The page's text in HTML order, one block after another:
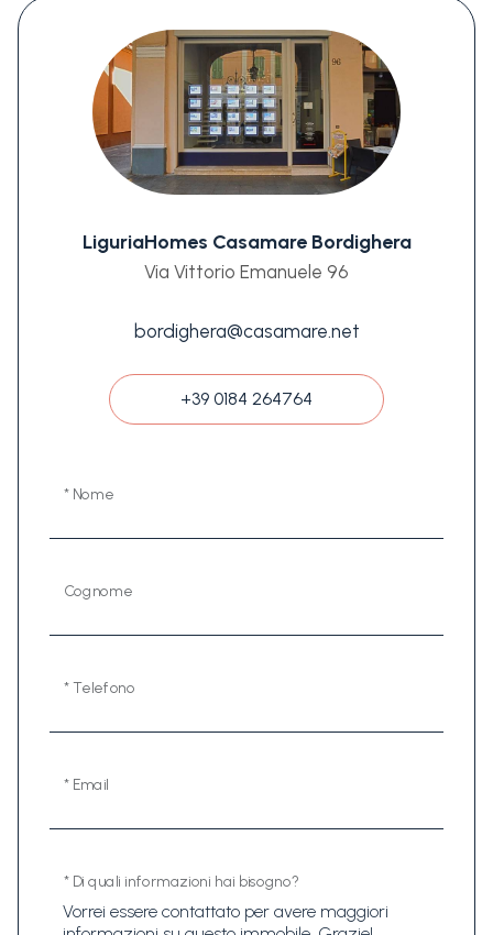
LiguriaHomes Casamare Bordighera
Via Vittorio Emanuele 96
bordighera@casamare.net
+39 0184 264764
* Nome
Cognome
* Telefono
* Email
* Di quali informazioni hai bisogno?